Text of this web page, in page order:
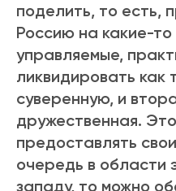
поделить, то есть,
Россию на какие-то
управляемые,
ликвидировать как
суверенную, и
дружественная.
предоставлять
очередь в области
западу, то можно